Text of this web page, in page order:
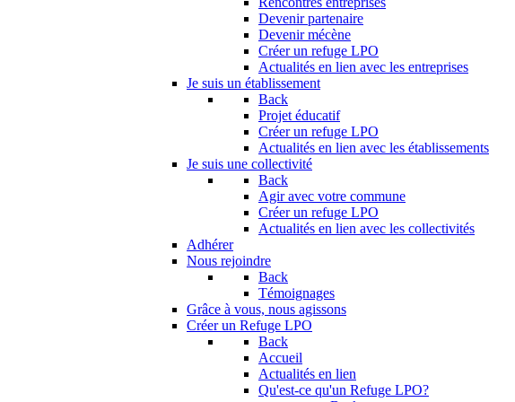
Devenir partenaire
Devenir mécène
Créer un refuge LPO
Actualités en lien avec les entreprises
Je suis un établissement
Back
Projet éducatif
Créer un refuge LPO
Actualités en lien avec les établissements
Je suis une collectivité
Back
Agir avec votre commune
Créer un refuge LPO
Actualités en lien avec les collectivités
Adhérer
Nous rejoindre
Back
Témoignages
Grâce à vous, nous agissons
Créer un Refuge LPO
Back
Accueil
Actualités en lien
Qu'est-ce qu'un Refuge LPO?